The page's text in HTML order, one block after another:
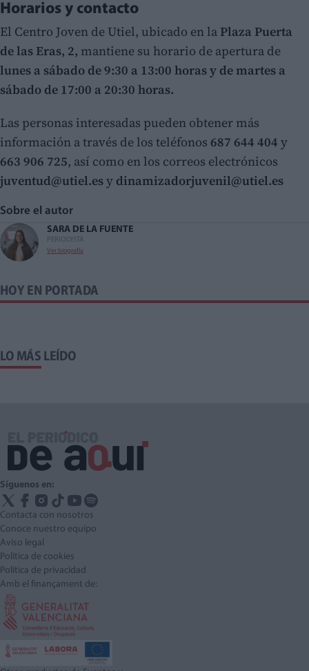
Horarios y contacto
El Centro Joven de Utiel, ubicado en la Plaza Puerta
de las Eras, 2, mantiene su horario de apertura de
lunes a sábado de 9:30 a 13:00 horas y de martes a
sábado de 17:00 a 20:30 horas.
Las personas interesadas pueden obtener más
información a través de los teléfonos 687 644 404 y
663 906 725, así como en los correos electrónicos
juventud@utiel.esy dinamizadorjuvenil@utiel.es
Sobre el autor
SARA DE LA FUENTE
PERIODISTA
Ver biografía
HOY EN PORTADA
LO MÁS LEÍDO
Síguenos en:
Contacta con nosotros
Conoce nuestro equipo
Aviso legal
Política de cookies
Política de privacidad
Amb el finançament de: